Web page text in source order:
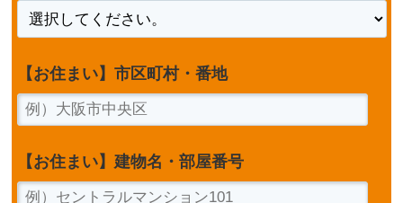
【お住まい】市区町村・番地
【お住まい】建物名・部屋番号